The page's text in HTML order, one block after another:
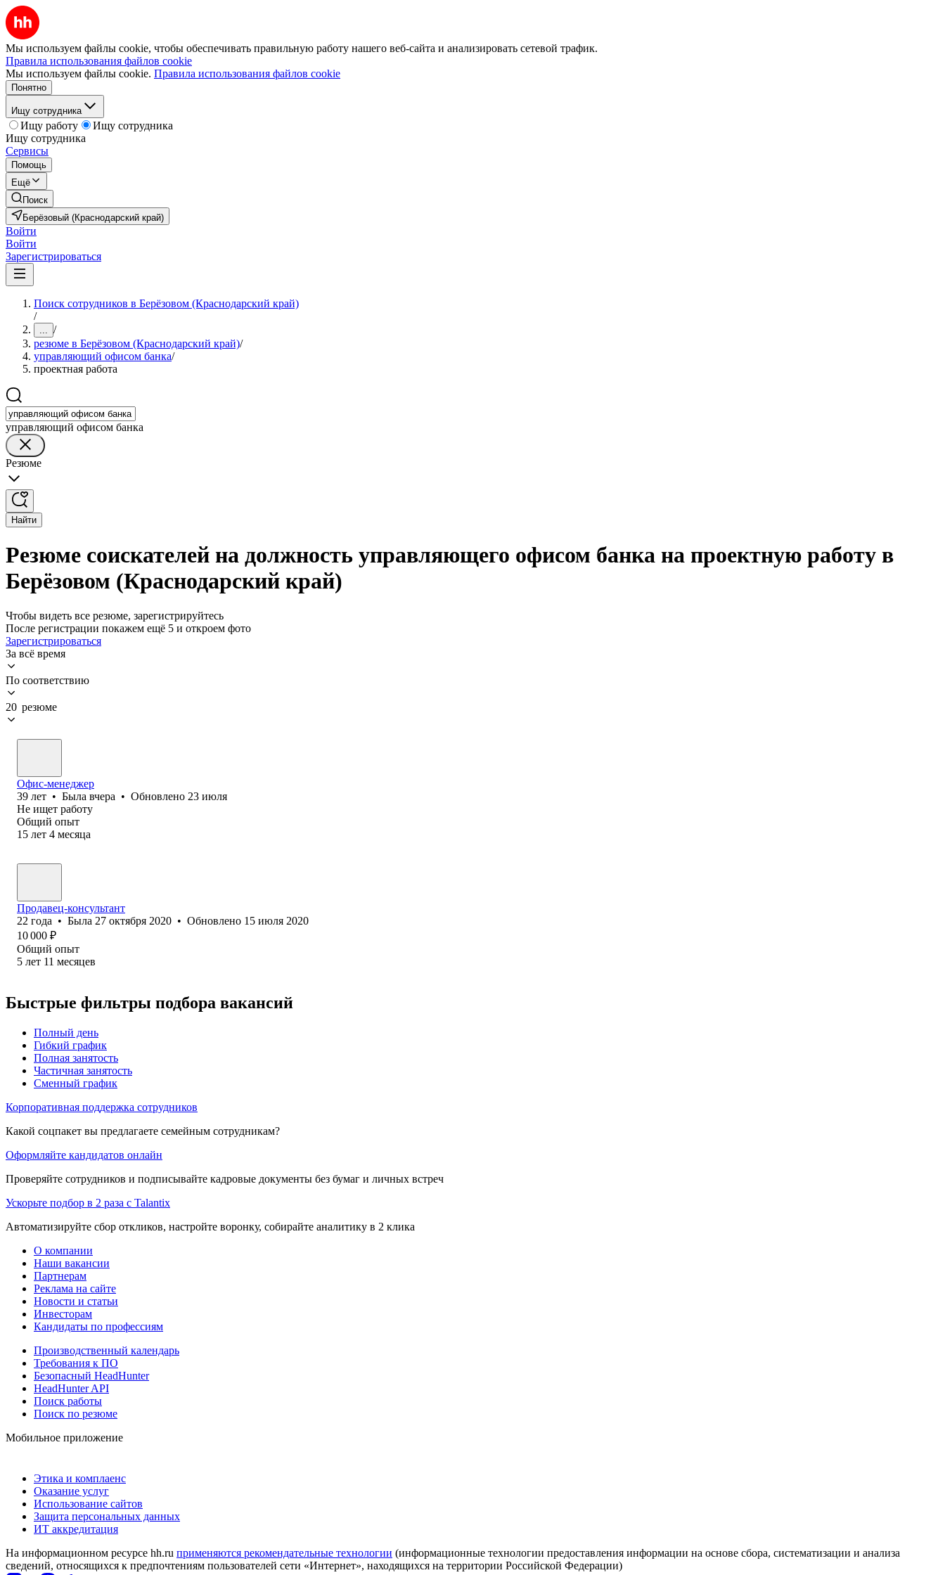
Мы используем файлы cookie, чтобы обеспечивать правильную работу нашего веб-сайта и анализировать сетевой трафик.
Правила использования файлов cookie
Мы используем файлы cookie. Правила использования файлов cookie
Понятно
Ищу сотрудника
Ищу работу
Ищу сотрудника
Ищу сотрудника
Сервисы
Помощь
Ещё
Поиск
Берёзовый (Краснодарский край)
Войти
Войти
Зарегистрироваться
Поиск сотрудников в Берёзовом (Краснодарский край)
/
... /
резюме в Берёзовом (Краснодарский край)/
управляющий офисом банка/
проектная работа
управляющий офисом банка
Резюме
Найти
Резюме соискателей на должность управляющего офисом банка на проектную работу в
Берёзовом (Краснодарский край)
Чтобы видеть все резюме, зарегистрируйтесь
После регистрации покажем ещё 5 и откроем фото
Зарегистрироваться
За всё время
По соответствию
20 резюме
Офис-менеджер
39 лет • Была вчера • Обновлено 23 июля
Не ищет работу
Общий опыт
15 лет 4 месяца
Продавец-консультант
22 года • Была 27 октября 2020 • Обновлено 15 июля 2020
10 000 ₽
Общий опыт
5 лет 11 месяцев
Быстрые фильтры подбора вакансий
Полный день
Гибкий график
Полная занятость
Частичная занятость
Сменный график
Корпоративная поддержка сотрудников
Какой соцпакет вы предлагаете семейным сотрудникам?
Оформляйте кандидатов онлайн
Проверяйте сотрудников и подписывайте кадровые документы без бумаг и личных встреч
Ускорьте подбор в 2 раза с Talantix
Автоматизируйте сбор откликов, настройте воронку, собирайте аналитику в 2 клика
О компании
Наши вакансии
Партнерам
Реклама на сайте
Новости и статьи
Инвесторам
Кандидаты по профессиям
Производственный календарь
Требования к ПО
Безопасный HeadHunter
HeadHunter API
Поиск работы
Поиск по резюме
Мобильное приложение
Этика и комплаенс
Оказание услуг
Использование сайтов
Защита персональных данных
ИТ аккредитация
На информационном ресурсе hh.ru применяются рекомендательные технологии (информационные технологии предоставления информации на основе сбора, систематизации и анализа
сведений, относящихся к предпочтениям пользователей сети «Интернет», находящихся на территории Российской Федерации)